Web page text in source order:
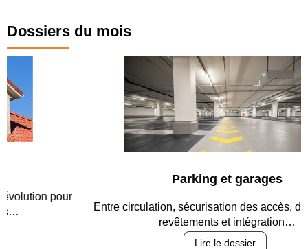
Dossiers du mois
Parking et garages
Entre circulation, sécurisation des accès, durabilité des
revêtements et intégration…